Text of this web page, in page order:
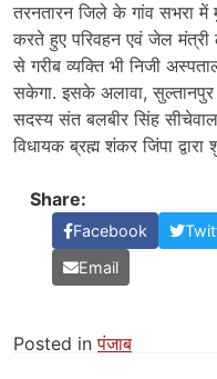
तरनतारन जिले के गांव सभरा
करते हुए परिवहन एवं जेल
से गरीब व्यक्ति भी निजी
सकेगा. इसके अलावा,
सदस्य संत बलबीर सिंह सीचेवाल
विधायक ब्रह्म शंकर जिंपा
Share:
Facebook
Email
Posted inपंजाब